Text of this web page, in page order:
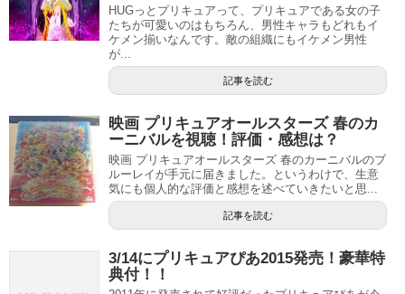
HUGっとプリキュアって、プリキュアである女の子
たちが可愛いのはもちろん、男性キャラもどれもイ
ケメン揃いなんです。敵の組織にもイケメン男性
が...
記事を読む
映画 プリキュアオールスターズ 春のカ
ーニバルを視聴！評価・感想は？
映画 プリキュアオールスターズ 春のカーニバルのブ
ルーレイが手元に届きました。というわけで、生意
気にも個人的な評価と感想を述べていきたいと思...
記事を読む
3/14にプリキュアぴあ2015発売！豪華特
典付！！